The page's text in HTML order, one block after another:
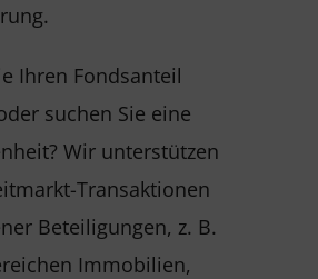
Ihren Fondsanteil
suchen Sie eine
Wir unterstützen
Transaktionen
Beteiligungen, z. B.
Immobilien,